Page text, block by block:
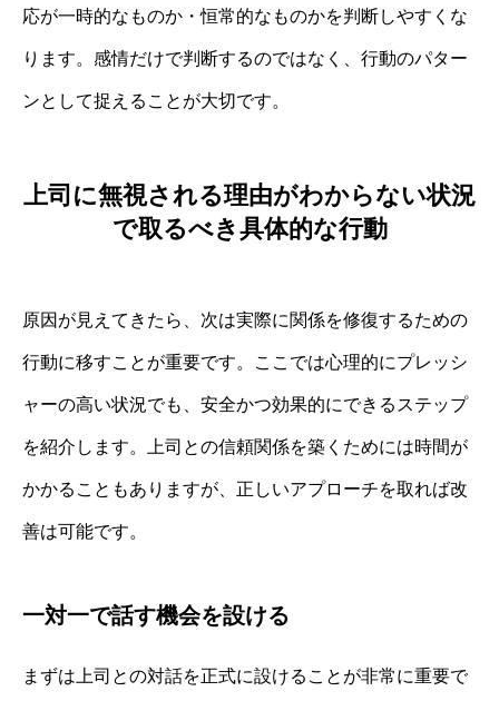
応が一時的なものか・恒常的なものかを判断しやすくな
ります。感情だけで判断するのではなく、行動のパター
ンとして捉えることが大切です。
上司に無視される理由がわからない状況
で取るべき具体的な行動
原因が見えてきたら、次は実際に関係を修復するための
行動に移すことが重要です。ここでは心理的にプレッシ
ャーの高い状況でも、安全かつ効果的にできるステップ
を紹介します。上司との信頼関係を築くためには時間が
かかることもありますが、正しいアプローチを取れば改
善は可能です。
一対一で話す機会を設ける
まずは上司との対話を正式に設けることが非常に重要で